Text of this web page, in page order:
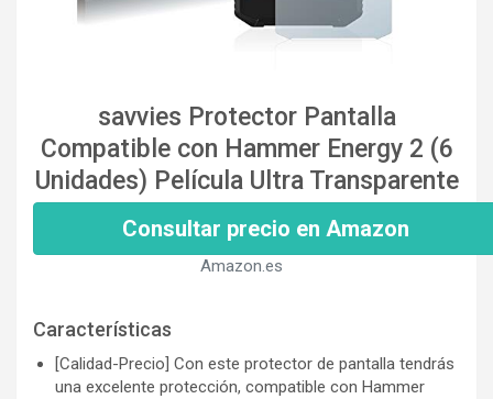
savvies Protector Pantalla
Compatible con Hammer Energy 2 (6
Unidades) Película Ultra Transparente
Consultar precio en Amazon
Amazon.es
Características
[Calidad-Precio] Con este protector de pantalla tendrás
una excelente protección, compatible con Hammer